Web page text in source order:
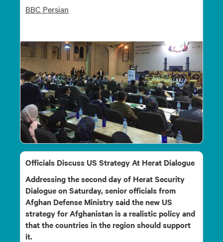
BBC Persian
Officials Discuss US Strategy At Herat Dialogue
Addressing the second day of Herat Security
Dialogue on Saturday, senior officials from
Afghan Defense Ministry said the new US
strategy for Afghanistan is a realistic policy and
that the countries in the region should support
it.